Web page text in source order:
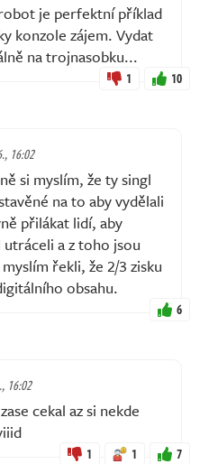
je perfektní příklad
konzole zájem. Vydat
na trojnasobku...
1 10
16:02
si myslím, že ty singl
na to aby vydělali
přilákat lidí, aby
a z toho jsou
řekli, že 2/3 zisku
obsahu.
6
16:02
cekal az si nekde
1 1 7